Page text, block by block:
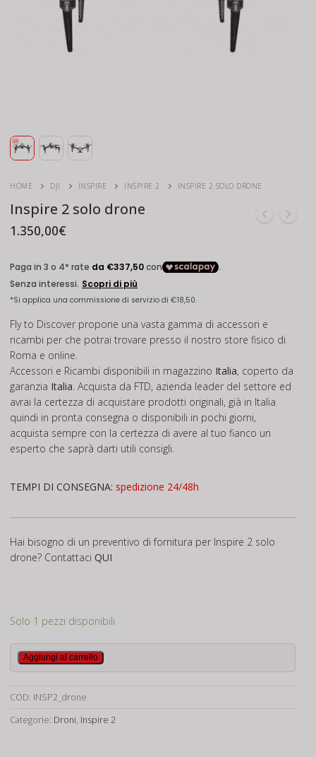
HOME DJI INSPIRE INSPIRE 2 INSPIRE 2 SOLO DRONE
Inspire 2 solo drone
1.350,00€
Fly to Discover propone una vasta gamma di accessori e
ricambi per che potrai trovare presso il nostro store fisico di
Roma e online.
Accessori e Ricambi disponibili in magazzino Italia, coperto da
garanzia Italia. Acquista da FTD, azienda leader del settore ed
avrai la certezza di acquistare prodotti originali, già in Italia
quindi in pronta consegna o disponibili in pochi giorni,
acquista sempre con la certezza di avere al tuo fianco un
esperto che saprà darti utili consigli.
TEMPI DI CONSEGNA: spedizione 24/48h
Hai bisogno di un preventivo di fornitura per Inspire 2 solo
drone? Contattaci QUI
Solo 1 pezzi disponibili
Inspire
2
solo
drone
quantità
Aggiungi al carrello
COD: INSP2_drone
Categorie: Droni, Inspire 2